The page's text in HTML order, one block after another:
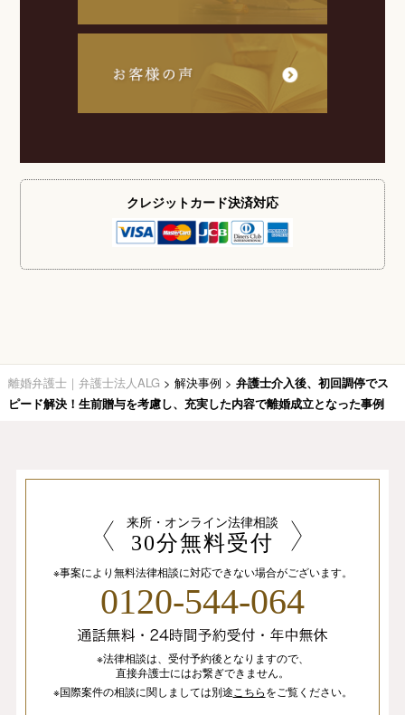
クレジットカード決済対応
離婚弁護士｜弁護士法人ALG > 解決事例 > 弁護士介入後、初回調停でス
ピード解決！生前贈与を考慮し、充実した内容で離婚成立となった事例
来所・オンライン法律相談
30分無料受付
※事案により無料法律相談に対応できない場合がございます。
0120-544-064
※法律相談は、 受付予約後となりますので、
直接弁護士にはお繋ぎできません。
※国際案件の相談に関しましては別途 こちらをご覧ください。